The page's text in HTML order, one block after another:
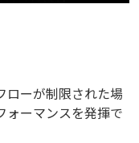
ローが制限された場
ォーマンスを発揮で